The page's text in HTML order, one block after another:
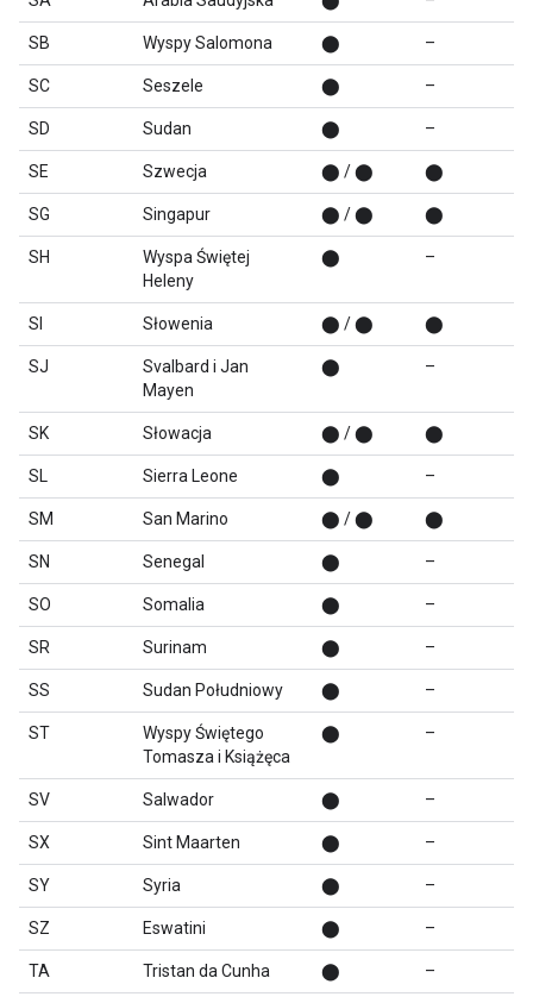
SB Wyspy Salomona ⬤ –
SC Seszele ⬤ –
SD Sudan ⬤ –
SE Szwecja ⬤ / ⬤ ⬤
SG Singapur ⬤ / ⬤ ⬤
SH
Wyspa Świętej
Heleny
⬤ –
SI Słowenia ⬤ / ⬤ ⬤
SJ
Svalbard i Jan
Mayen
⬤ –
SK Słowacja ⬤ / ⬤ ⬤
SL Sierra Leone ⬤ –
SM San Marino ⬤ / ⬤ ⬤
SN Senegal ⬤ –
SO Somalia ⬤ –
SR Surinam ⬤ –
SS Sudan Południowy ⬤ –
ST
Wyspy Świętego
Tomasza i Książęca
⬤ –
SV Salwador ⬤ –
SX Sint Maarten ⬤ –
SY Syria ⬤ –
SZ Eswatini ⬤ –
TA Tristan da Cunha ⬤ –